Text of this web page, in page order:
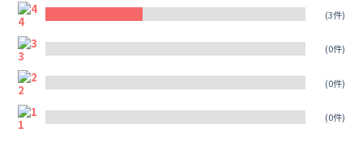
4 (3件)
3 (0件)
2 (0件)
1 (0件)